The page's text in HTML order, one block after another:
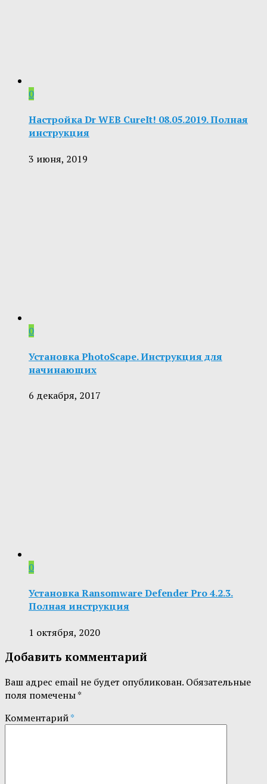
0
Настройка Dr WEB CureIt! 08.05.2019. Полная
инструкция
3 июня, 2019
0
Установка PhotoScape. Инструкция для
начинающих
6 декабря, 2017
0
Установка Ransomware Defender Pro 4.2.3.
Полная инструкция
1 октября, 2020
Добавить комментарий
Ваш адрес email не будет опубликован. Обязательные
поля помечены*
Комментарий*